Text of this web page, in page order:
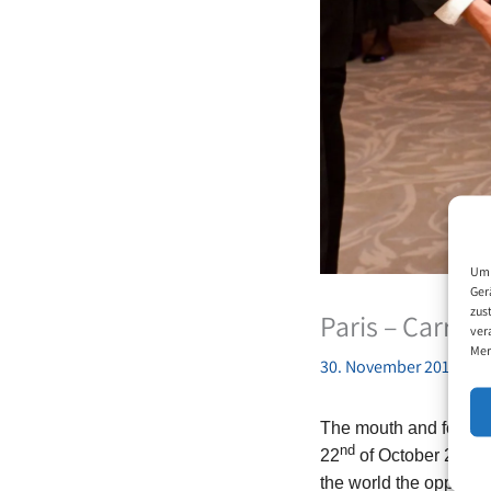
Paris –
30. November 2017
The mouth and foot
22nd of October 2017
the world the